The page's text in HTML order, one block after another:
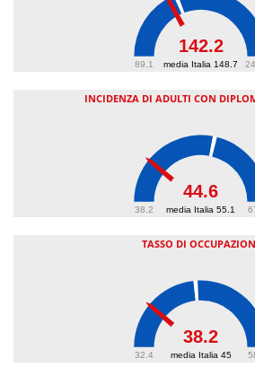
media Italia 148.7
142.2
89.1
INCIDENZA DI ADULTI CON
media Italia 55.1
44.6
38.2
TASSO DI
media Italia 45
38.2
32.4